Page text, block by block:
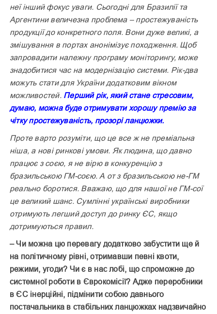
неї інший фокус уваги. Сьогодні для Бразилії та
Аргентини величезна проблема – простежуваність
продукції до конкретного поля. Вони дуже великі, а
змішування в портах анонімізує походження. Щоб
запровадити належну програму моніторингу, може
знадобитися час на модернізацію системи. Рік-два
можуть стати для України додатковим вікном
можливостей. Перший рік, який стане стресовим,
думаю, можна буде отримувати хорошу премію за
чітку простежуваність, прозорі ланцюжки.
Проте варто розуміти, що це все ж не преміальна
ніша, а нові ринкові умови. Як людина, що давно
працює з соєю, я не вірю в конкуренцію з
бразильською ГМ-соєю. А от з бразильською не-ГМ
реально боротися. Вважаю, що для нашої не ГМ-сої
це великий шанс. Сумлінні українські виробники
отримують легший доступ до ринку ЄС, якщо
дотримуються правил.
– Чи можна цю перевагу додатково забустити ще й
на політичному рівні, отримавши певні квоти,
режими, угоди? Чи є в нас лобі, що спроможне до
системної роботи в Єврокомісії? Адже переробники
в ЄС інерційні, підмінити собою давнього
постачальника в стабільних ланцюжках надзвичайно